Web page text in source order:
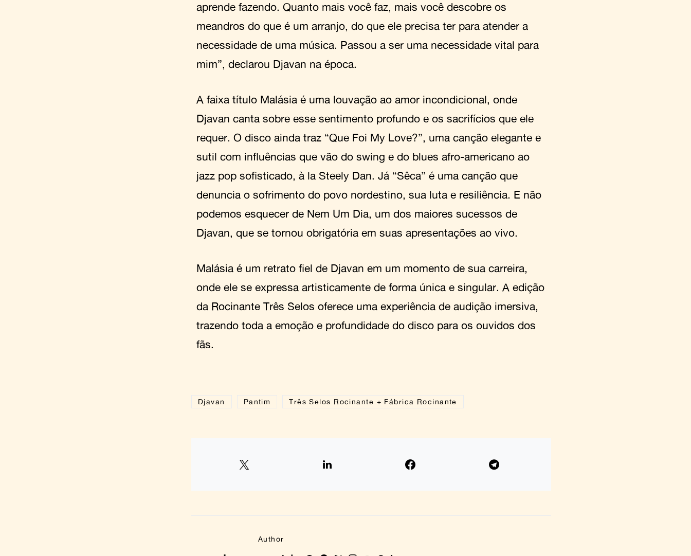
aprende fazendo. Quanto mais você faz, mais você descobre os
meandros do que é um arranjo, do que ele precisa ter para atender a
necessidade de uma música. Passou a ser uma necessidade vital para
mim”, declarou Djavan na época.
A faixa título Malásia é uma louvação ao amor incondicional, onde
Djavan canta sobre esse sentimento profundo e os sacrifícios que ele
requer. O disco ainda traz “Que Foi My Love?”, uma canção elegante e
sutil com influências que vão do swing e do blues afro-americano ao
jazz pop sofisticado, à la Steely Dan. Já “Sêca” é uma canção que
denuncia o sofrimento do povo nordestino, sua luta e resiliência. E não
podemos esquecer de Nem Um Dia, um dos maiores sucessos de
Djavan, que se tornou obrigatória em suas apresentações ao vivo.
Malásia é um retrato fiel de Djavan em um momento de sua carreira,
onde ele se expressa artisticamente de forma única e singular. A edição
da Rocinante Três Selos oferece uma experiência de audição imersiva,
trazendo toda a emoção e profundidade do disco para os ouvidos dos
fãs.
Djavan Pantim Três Selos Rocinante + Fábrica Rocinante
Author